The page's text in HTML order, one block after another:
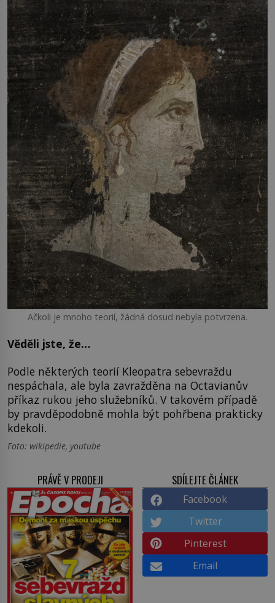
Ačkoli je mnoho teorií, žádná dosud nebyla potvrzena.
Věděli jste, že…
Podle některých teorií Kleopatra sebevraždu
nespáchala, ale byla zavražděna na Octavianův
příkaz rukou jeho služebníků. V takovém případě
by pravděpodobně mohla být pohřbena prakticky
kdekoli.
Foto: wikipedie, youtube
PRÁVĚ V PRODEJI SDÍLEJTE ČLÁNEK
Facebook
Twitter
Pinterest
Email